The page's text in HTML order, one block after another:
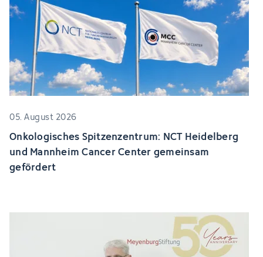
05. August 2026
Onkologisches Spitzenzentrum: NCT Heidelberg
und Mannheim Cancer Center gemeinsam
gefördert